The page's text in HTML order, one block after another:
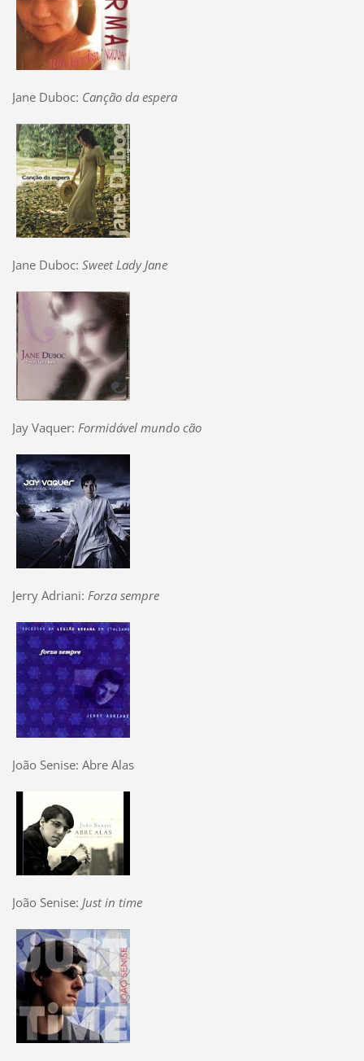
Jane Duboc: Canção da espera
Jane Duboc: Sweet Lady Jane
Jay Vaquer: Formidável mundo cão
Jerry Adriani: Forza sempre
João Senise: Abre Alas
João Senise: Just in time